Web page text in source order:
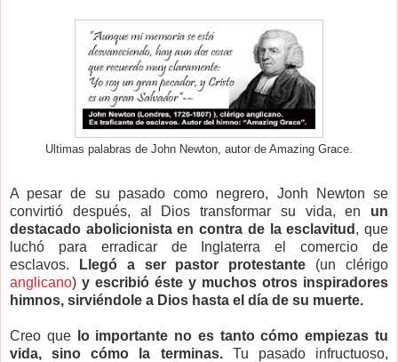
Ultimas palabras de John Newton, autor de Amazing Grace.
A pesar de su pasado como negrero, Jonh Newton se
convirtió después, al Dios transformar su vida, en un
destacado abolicionista en contra de la esclavitud , que
luchó para erradicar de Inglaterra el comercio de
esclavos.
Llegó a ser pastor protestante (un clérigo
anglicano) y escribió éste y muchos otros inspiradores
himnos, sirviéndole a Dios hasta el día de su muerte.
Creo que
lo importante no es tanto cómo empiezas tu
vida, sino cómo la terminas.Tu pasado infructuoso,